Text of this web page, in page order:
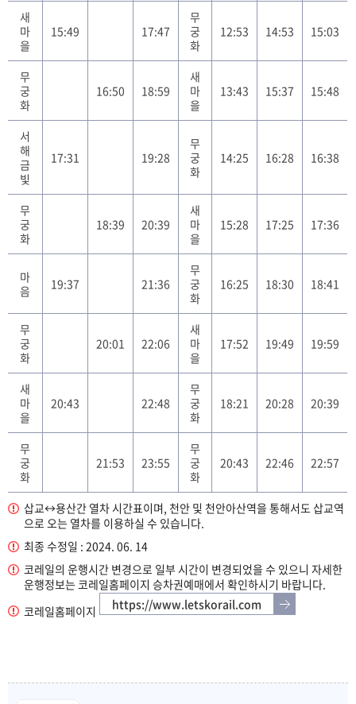
새
마
을
15:49 17:47
무
궁
화
12:53 14:53 15:03
무
궁
화
16:50 18:59
새
마
을
13:43 15:37 15:48
서
해
금
빛
17:31 19:28
무
궁
화
14:25 16:28 16:38
무
궁
화
18:39 20:39
새
마
을
15:28 17:25 17:36
마
음
19:37 21:36
무
궁
화
16:25 18:30 18:41
무
궁
화
20:01 22:06
새
마
을
17:52 19:49 19:59
새
마
을
20:43 22:48
무
궁
화
18:21 20:28 20:39
무
궁
화
21:53 23:55
무
궁
화
20:43 22:46 22:57
삽교↔용산간 열차 시간표이며, 천안 및 천안아산역을 통해서도 삽교역
으로 오는 열차를 이용하실 수 있습니다.
최종 수정일 : 2024. 06. 14
코레일의 운행시간 변경으로 일부 시간이 변경되었을 수 있으니 자세한
운행정보는 코레일홈페이지 승차권예매에서 확인하시기 바랍니다.
코레일홈페이지
https://www.letskorail.com